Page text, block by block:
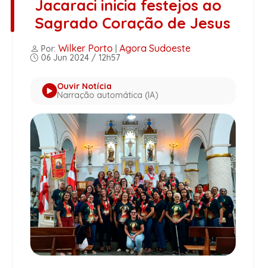
Jacaraci inicia festejos ao
Sagrado Coração de Jesus
Por: Wilker Porto Agora Sudoeste
06 Jun 2024 / 12h57
Ouvir Notícia
Narração automática (IA)